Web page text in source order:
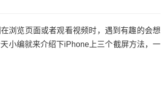
浏览页面或者观看视频时，遇到有趣的会想
小编就来介绍下iPhone上三个截屏方法，一